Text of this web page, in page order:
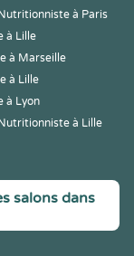
à Paris
à Lille
à Marseille
à Lille
à Lyon
à Lille
salons dans